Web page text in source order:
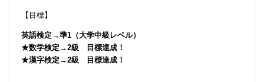
【目標】
英語検定→準1（大学中級レベル）
★数学検定→2級 目標達成！
★漢字検定→2級 目標達成！